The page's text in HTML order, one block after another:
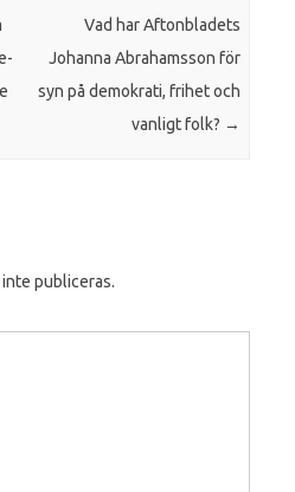
Vad har Aftonbladets
Johanna Abrahamsson för
syn på demokrati, frihet och
vanligt folk? →
publiceras.